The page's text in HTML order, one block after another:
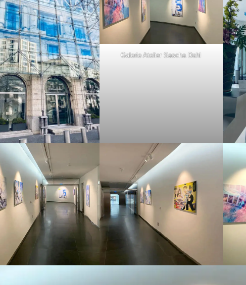
Galerie Atelier Sascha Dahl